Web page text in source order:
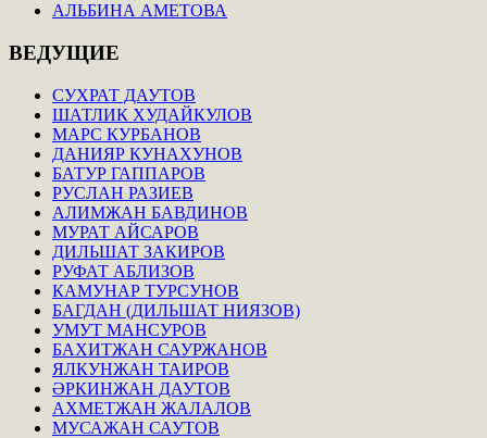
АЛЬБИНА АМЕТОВА
ВЕДУЩИЕ
СУХРАТ ДАУТОВ
ШАТЛИК ХУДАЙКУЛОВ
МАРС КУРБАНОВ
ДАНИЯР КУНАХУНОВ
БАТУР ГАППАРОВ
РУСЛАН РАЗИЕВ
АЛИМЖАН БАВДИНОВ
МУРАТ АЙСАРОВ
ДИЛЬШАТ ЗАКИРОВ
РУФАТ АБЛИЗОВ
КАМУНАР ТУРСУНОВ
БАГДАН (ДИЛЬШАТ НИЯЗОВ)
УМУТ МАНСУРОВ
БАХИТЖАН САУРЖАНОВ
ЯЛКУНЖАН ТАИРОВ
ӘРКИНЖАН ДАУТОВ
АХМЕТЖАН ЖАЛАЛОВ
МУСАЖАН САУТОВ